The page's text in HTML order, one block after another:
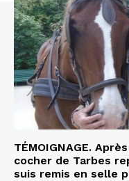
TÉMOIGNAGE.
cocher de Tarbes
suis remis en selle